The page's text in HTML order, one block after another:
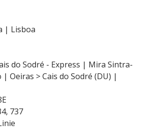
| Lisboa
do Sodré - Express | Mira Sintra-
| Oeiras > Cais do Sodré (DU) |
737